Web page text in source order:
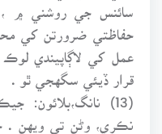
سائنس جي روشني ۾
حفاظتي ضرورتن کي
عمل کي لاڳاپيندي
قرار ڏيئي سگهجي ٿو .
(13) نانگ،بلائون:
نڪري، وڻن تي ويهن .